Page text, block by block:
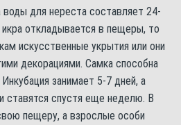
воды для нереста составляет 24-
икра откладывается в пещеры, то
искусственные укрытия или они
декорациями. Самка способна
занимает 5-7 дней, а
ставятся спустя еще неделю. В
пещеру, а взрослые особи